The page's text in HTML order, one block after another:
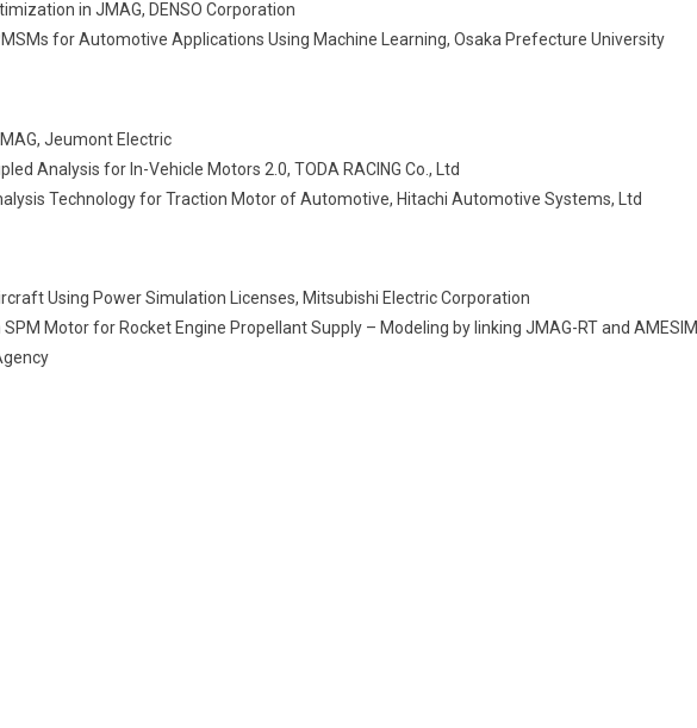
in JMAG, DENSO Corporation
for Automotive Applications Using Machine Learning, Osaka Prefecture University
Jeumont Electric
Analysis for In-Vehicle Motors 2.0, TODA RACING Co., Ltd
Technology for Traction Motor of Automotive, Hitachi Automotive Systems, Ltd
Using Power Simulation Licenses, Mitsubishi Electric Corporation
Motor for Rocket Engine Propellant Supply – Modeling by linking JMAG-RT and AMESIM